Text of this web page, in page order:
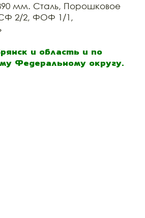
мм. Сталь, Порошковое
2/2, ФОФ 1/1,
и область и по
Федеральному округу.